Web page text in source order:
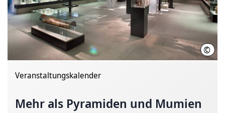
©
Veranstaltungskalender
Mehr als Pyramiden und Mumien